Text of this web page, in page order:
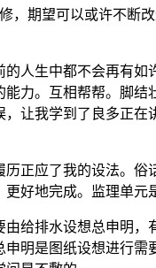
期望可以或许不断改
生中都不会再有如
力。互相帮帮。脚
让我学到了良多正
应了我的设法。俗
好地完成。监理单元
排水设想总申明，
明是图纸设想进行